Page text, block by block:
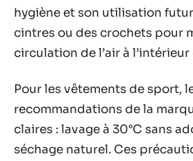
hygiène et son utilisation
cintres ou des crochets pour
circulation de l’air à l’intérieur
Pour les vêtements de sport,
recommandations de la
claires : lavage à 30°C sans
séchage naturel. Ces